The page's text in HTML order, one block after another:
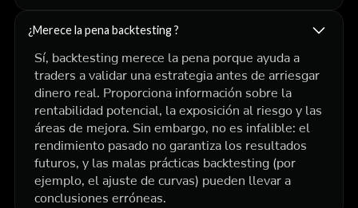
¿Merece la pena backtesting ?
Sí, backtesting merece la pena porque ayuda a
traders a validar una estrategia antes de arriesgar
dinero real. Proporciona información sobre la
rentabilidad potencial, la exposición al riesgo y las
áreas de mejora. Sin embargo, no es infalible: el
rendimiento pasado no garantiza los resultados
futuros, y las malas prácticas backtesting (por
ejemplo, el ajuste de curvas) pueden llevar a
conclusiones erróneas.